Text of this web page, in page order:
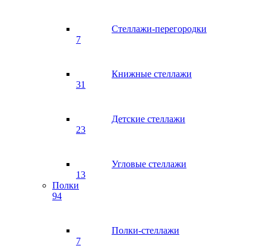
Стеллажи-перегородки
7
Книжные стеллажи
31
Детские стеллажи
23
Угловые стеллажи
13
Полки
94
Полки-стеллажи
7